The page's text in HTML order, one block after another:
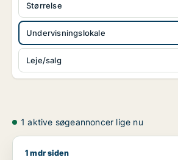
Undervisningslokale
Leje/salg
Størrelse
1 aktive søgeannoncer lige nu
Rikke søger kontor,
1 mdr siden